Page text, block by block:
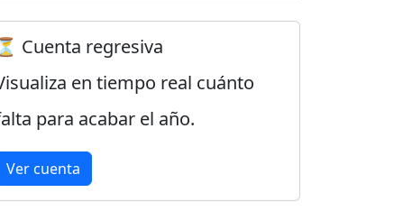
⏳ Cuenta regresiva
en tiempo real cuánto
para acabar el año.
Ver cuenta